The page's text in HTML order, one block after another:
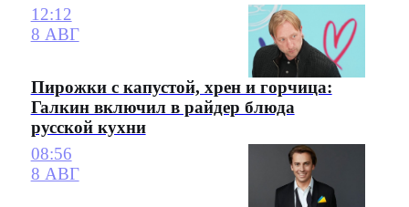
12:12
8 АВГ
Пирожки с капустой, хрен и горчица:
Галкин включил в райдер блюда
русской кухни
08:56
8 АВГ